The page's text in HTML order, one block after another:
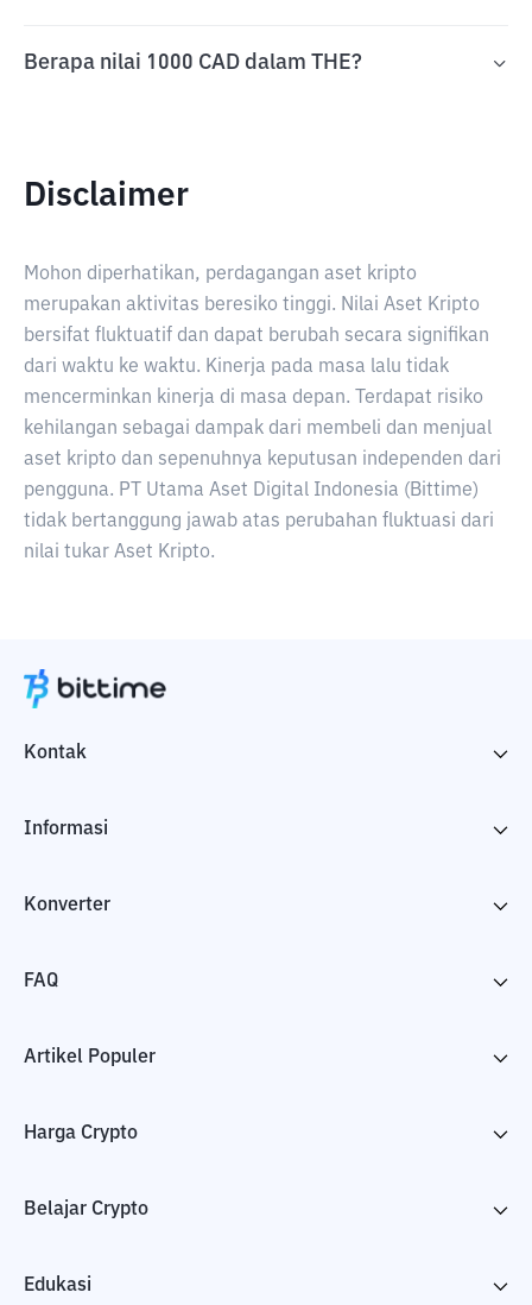
Berapa nilai 1000 CAD dalam THE?
Disclaimer
Mohon diperhatikan, perdagangan aset kripto
merupakan aktivitas beresiko tinggi. Nilai Aset Kripto
bersifat fluktuatif dan dapat berubah secara signifikan
dari waktu ke waktu. Kinerja pada masa lalu tidak
mencerminkan kinerja di masa depan. Terdapat risiko
kehilangan sebagai dampak dari membeli dan menjual
aset kripto dan sepenuhnya keputusan independen dari
pengguna. PT Utama Aset Digital Indonesia (Bittime)
tidak bertanggung jawab atas perubahan fluktuasi dari
nilai tukar Aset Kripto.
Kontak
Informasi
Konverter
FAQ
Artikel Populer
Harga Crypto
Belajar Crypto
Edukasi